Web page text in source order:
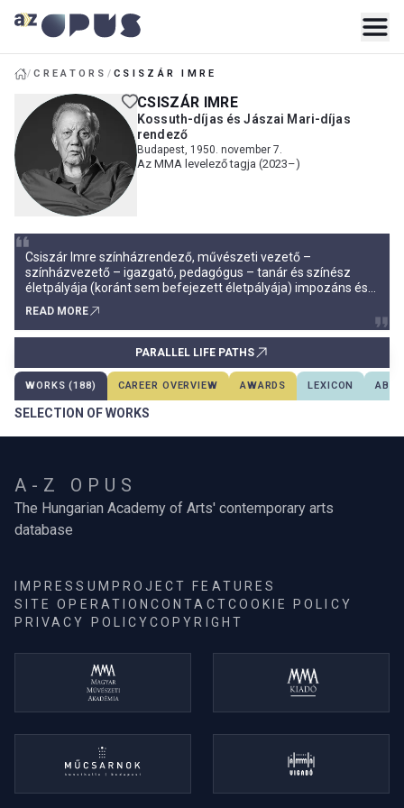
/CREATORS /CSISZÁR IMRE
CSISZÁR IMRE
Kossuth-díjas és Jászai Mari-díjas
rendező
Budapest, 1950. november 7.
Az MMA levelező tagja (2023–)
Csiszár Imre színházrendező, művészeti vezető –
színházvezető – igazgató, pedagógus – tanár és színész
életpályája (koránt sem befejezett életpályája) impozáns és
színházrendezői indulásától a mai napig, 2024-ig; közel
negyven év alatt, regisztráltan, kettőszáztizenhat előadást
rendezett, de ha hozz
READ MORE
PARALLEL LIFE PATHS
WORKS (188) CAREER OVERVIEW AWARDS LEXICON
SELECTION OF WORKS
A-Z OPUS
The Hungarian Academy of Arts' contemporary arts
database
IMPRESSUM PROJECT FEATURES
SITE OPERATIONCONTACTCOOKIE POLICY
PRIVACY POLICYCOPYRIGHT